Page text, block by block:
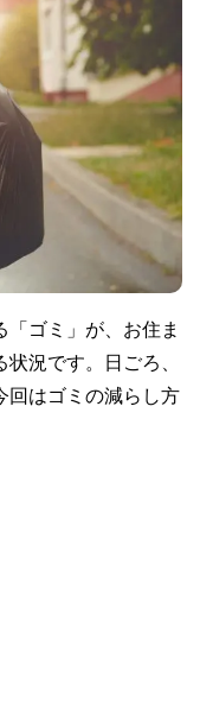
「ゴミ」が、お住ま
況です。日ごろ、
回はゴミの減らし方